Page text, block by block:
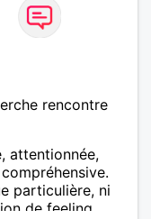
rencontre
attentionnée,
particulière, ni
de feeling.